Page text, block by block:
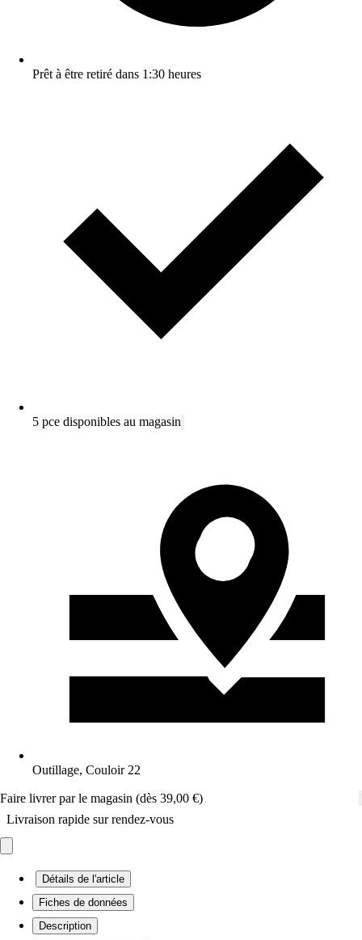
Prêt à être retiré dans 1:30 heures
5 pce disponibles au magasin
Outillage, Couloir 22
Faire livrer par le magasin (dès 39,00 €)
Livraison rapide sur rendez-vous
Détails de l'article
Fiches de données
Description